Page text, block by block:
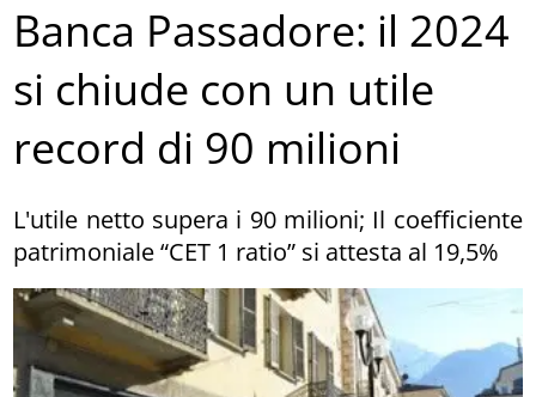
Banca Passadore: il 2024
si chiude con un utile
record di 90 milioni
L'utile netto supera i 90 milioni; Il coefficiente
patrimoniale “CET 1 ratio” si attesta al 19,5%